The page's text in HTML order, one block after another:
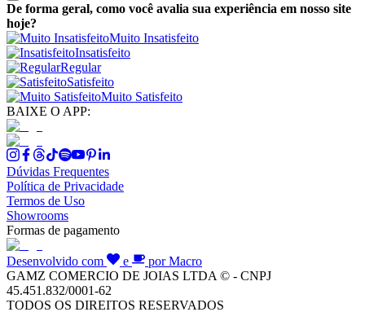
De forma geral, como você avalia sua experiência em nosso site
hoje?
Muito Insatisfeito
Insatisfeito
Regular
Satisfeito
Muito Satisfeito
BAIXE O APP:
Dúvidas Frequentes
Política de Privacidade
Termos de Uso
Showrooms
Formas de pagamento
Desenvolvido com e
por Macro
GAMZ COMERCIO DE JOIAS LTDA © - CNPJ
45.451.832/0001-62
TODOS OS DIREITOS RESERVADOS